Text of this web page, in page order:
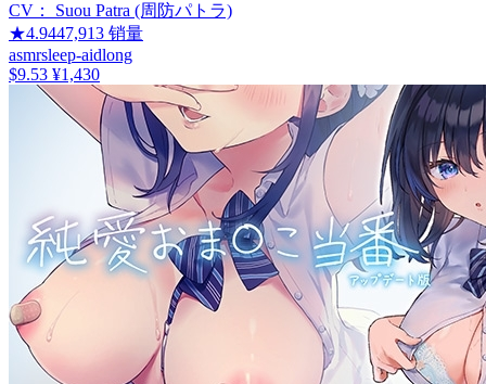
CV：
Suou Patra (周防パトラ)
★4.9447,913 销量
asmrsleep-aidlong
$9.53 ¥1,430